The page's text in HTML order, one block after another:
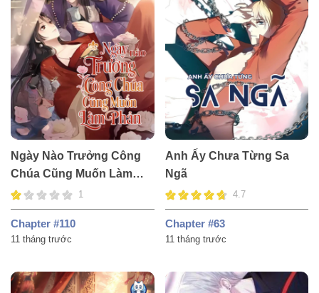
Ngày Nào Trưởng Công
Chúa Cũng Muốn Làm
Phản
1
Chapter #110
11 tháng trước
Anh Ấy Chưa Từng Sa
Ngã
4.7
Chapter #63
11 tháng trước